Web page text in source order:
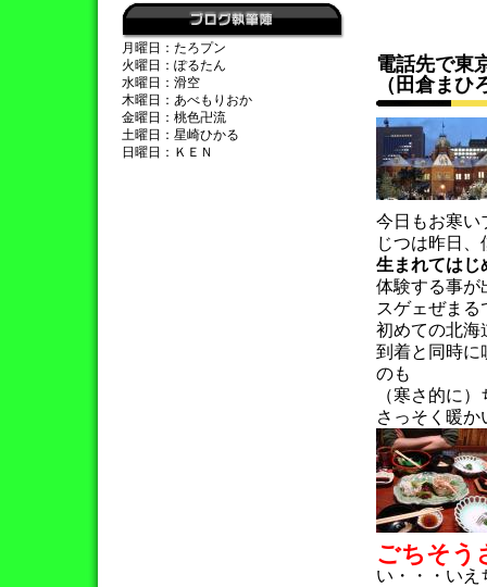
月曜日：たろプン
火曜日：ぽるたん
水曜日：滑空
木曜日：あべもりおか
金曜日：桃色卍流
土曜日：星崎ひかる
日曜日：ＫＥＮ
電話先で東
（田倉まひ
今日もお寒い
じつは昨日
生まれてはじ
体験する事が
スゲェぜまる
初めての北海
到着と同時に
のも
（寒さ的に
さっそく暖
ごちそう
い・・・いえ